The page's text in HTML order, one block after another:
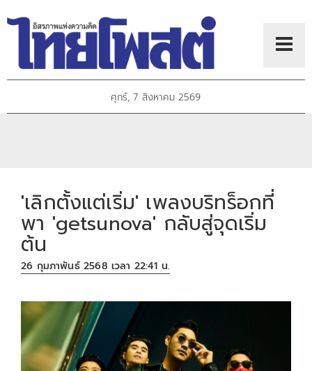
ศุกร์, 7 สิงหาคม 2569
'เลิกตั้งแต่เริ่ม' เพลงบริทร็อกที่
พา 'getsunova' กลับสู่จุดเริ่ม
ต้น
26 กุมภาพันธ์ 2568 เวลา 22:41 น.